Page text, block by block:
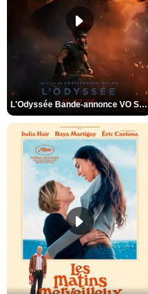
L'Odyssée Bande-annonce VO STFR